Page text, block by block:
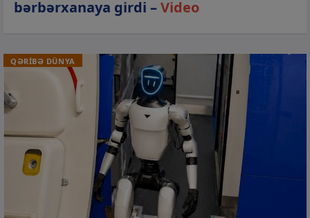
bərbərxanaya girdi –Video
QƏRİBƏ DÜNYA